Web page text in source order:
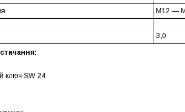
М12 —
3,0
ключ SW 24